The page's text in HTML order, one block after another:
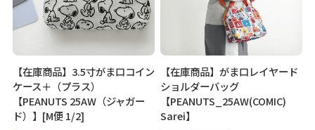
【在庫商品】3.5寸がま口コイン
ケース＋（プラス）
【PEANUTS 25AW（ジャガー
ド）】[M便 1/2]
【在庫商品】がま口レイヤード
ショルダーバッグ
【PEANUTS_25AW(COMIC)
Sarei】